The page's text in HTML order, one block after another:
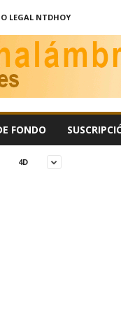
LEGAL NTDHOY
FONDO
4D